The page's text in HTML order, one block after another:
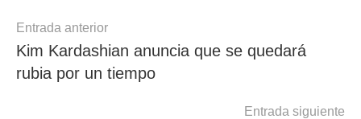
Navegación
de
entradas
Entrada anterior
Kim Kardashian anuncia que se quedará
rubia por un tiempo
Entrada siguiente